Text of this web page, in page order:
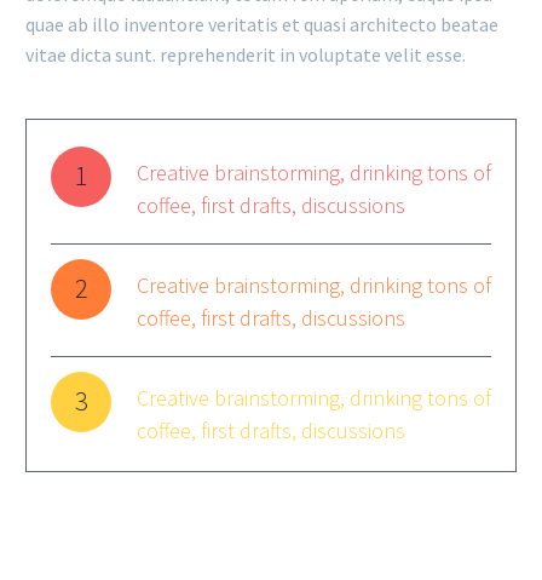
quae ab illo inventore veritatis et quasi architecto beatae
vitae dicta sunt. reprehenderit in voluptate velit esse.
1
Creative brainstorming, drinking tons of
coffee, first drafts, discussions
2
Creative brainstorming, drinking tons of
coffee, first drafts, discussions
3
Creative brainstorming, drinking tons of
coffee, first drafts, discussions